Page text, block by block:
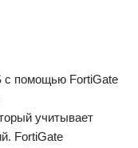
с помощью FortiGate
учитывает
FortiGate